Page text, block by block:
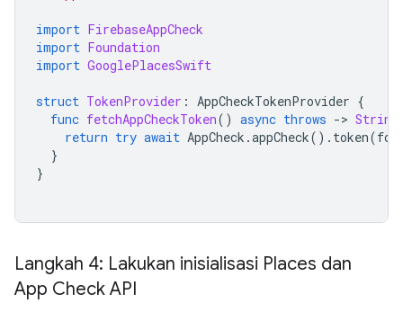
import FirebaseAppCheck
import Foundation
import GooglePlacesSwift
struct TokenProvider : AppCheckTokenProvider {
func fetchAppCheckToken() async throws -> String
return try await AppCheck .appCheck(). token(
}
}
Langkah 4: Lakukan inisialisasi Places dan
App Check API